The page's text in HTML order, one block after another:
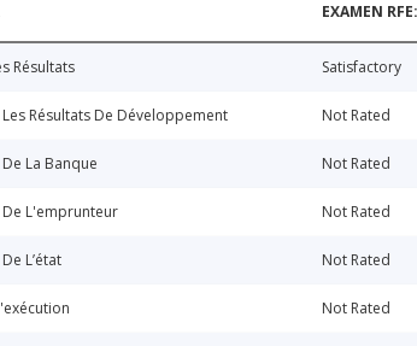
EXAMEN
Résultats Satisfactory
Résultats De Développement Not Rated
La Banque Not Rated
L'emprunteur Not Rated
L’état Not Rated
Not Rated